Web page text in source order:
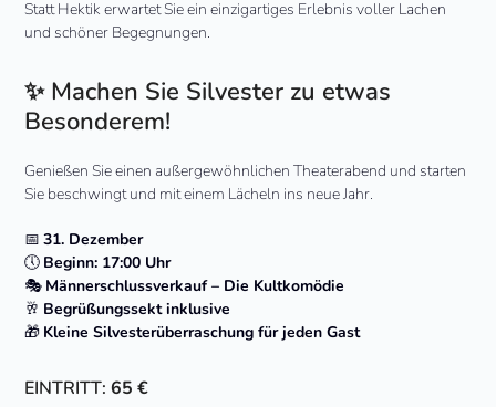
Statt Hektik erwartet Sie ein einzigartiges Erlebnis voller Lachen
und schöner Begegnungen.
✨ Machen Sie Silvester zu etwas
Besonderem!
Genießen Sie einen außergewöhnlichen Theaterabend und starten
Sie beschwingt und mit einem Lächeln ins neue Jahr.
📅31. Dezember
🕔 Beginn: 17:00 Uhr
🎭 Männerschlussverkauf – Die Kultkomödie
🥂 Begrüßungssekt inklusive
🎁 Kleine Silvesterüberraschung für jeden Gast
EINTRITT:65 €